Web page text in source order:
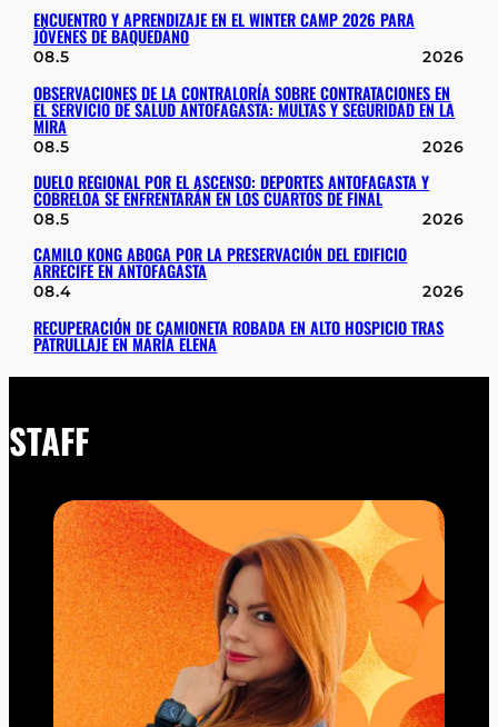
ENCUENTRO Y APRENDIZAJE EN EL WINTER CAMP 2026 PARA
JÓVENES DE BAQUEDANO
08.5 2026
OBSERVACIONES DE LA CONTRALORÍA SOBRE CONTRATACIONES EN
EL SERVICIO DE SALUD ANTOFAGASTA: MULTAS Y SEGURIDAD EN LA
MIRA
08.5 2026
DUELO REGIONAL POR EL ASCENSO: DEPORTES ANTOFAGASTA Y
COBRELOA SE ENFRENTARÁN EN LOS CUARTOS DE FINAL
08.5 2026
CAMILO KONG ABOGA POR LA PRESERVACIÓN DEL EDIFICIO
ARRECIFE EN ANTOFAGASTA
08.4 2026
RECUPERACIÓN DE CAMIONETA ROBADA EN ALTO HOSPICIO TRAS
PATRULLAJE EN MARÍA ELENA
STAFF